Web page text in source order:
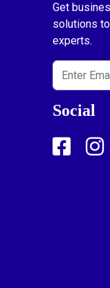
Get
solutions
experts.
Social